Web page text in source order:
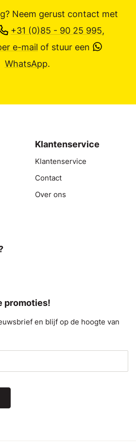
Neem gerust contact met
+31 (0)85 - 90 25 995,
e-mail of stuur een
WhatsApp.
Klantenservice
Klantenservice
Contact
Over ons
promoties!
en blijf op de hoogte van